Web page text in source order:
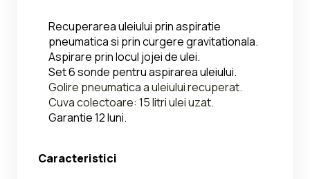
Recuperarea uleiului prin aspiratie
pneumatica si prin curgere gravitationala.
Aspirare prin locul jojei de ulei.
Set 6 sonde pentru aspirarea uleiului.
Golire pneumatica a uleiului recuperat.
Cuva colectoare: 15 litri ulei uzat.
Garantie 12 luni.
Caracteristici